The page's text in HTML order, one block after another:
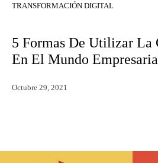
TRANSFORMACIÓN DIGITAL
5 Formas De Utilizar La
En El Mundo
Octubre 29, 2021